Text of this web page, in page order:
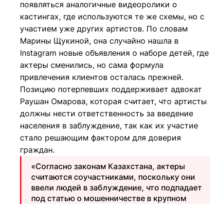
появляться аналогичные видеоролики о
кастингах, где используются те же схемы, но с
участием уже других артистов. По словам
Марины Щукиной, она случайно нашла в
Instagram новые объявления о наборе детей, где
актеры сменились, но сама формула
привлечения клиентов осталась прежней.
Позицию потерпевших поддерживает адвокат
Раушан Омарова, которая считает, что артисты
должны нести ответственность за введение
населения в заблуждение, так как их участие
стало решающим фактором для доверия
граждан.
«Согласно законам Казахстана, актеры
считаются соучастниками, поскольку они
ввели людей в заблуждение, что подпадает
под статью о мошенничестве в крупном